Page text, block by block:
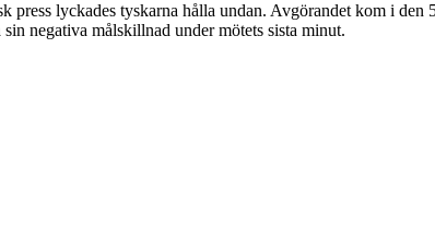
lyckades tyskarna hålla undan. Avgörandet kom i den
negativa målskillnad under mötets sista minut.